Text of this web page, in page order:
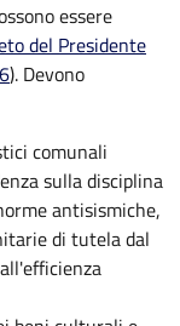
essere
del Presidente
). Devono
comunali
sulla disciplina
antisismiche,
di tutela dal